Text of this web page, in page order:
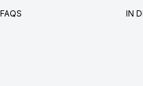
FAQS
IN